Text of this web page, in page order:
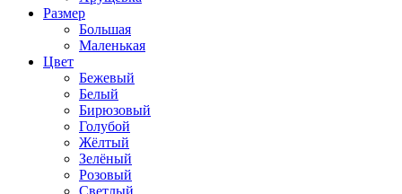
Размер
Большая
Маленькая
Цвет
Бежевый
Белый
Бирюзовый
Голубой
Жёлтый
Зелёный
Розовый
Светлый